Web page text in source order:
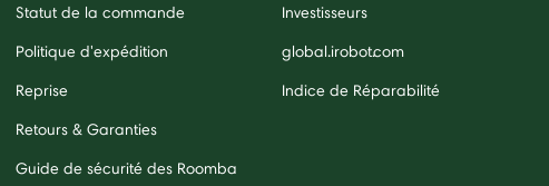
Statut de la commande
Politique d'expédition
Reprise
Retours & Garanties
Guide de sécurité des Roomba
Investisseurs
global.irobot.com
Indice de Réparabilité